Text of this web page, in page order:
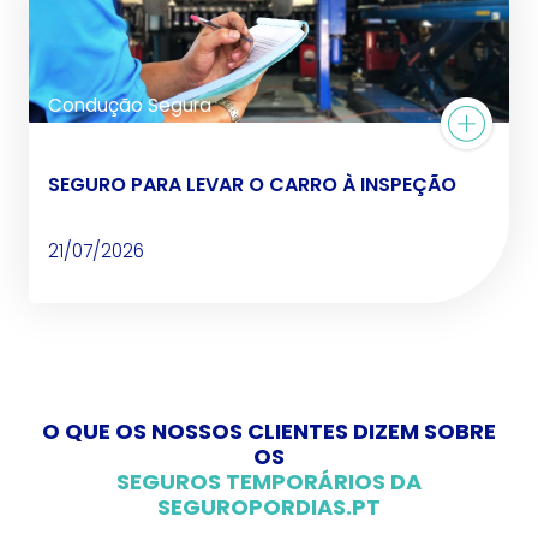
Condução Segura
SEGURO PARA LEVAR O CARRO À INSPEÇÃO
21/07/2026
O QUE OS NOSSOS CLIENTES DIZEM SOBRE
OS
SEGUROS TEMPORÁRIOS DA
SEGUROPORDIAS.PT